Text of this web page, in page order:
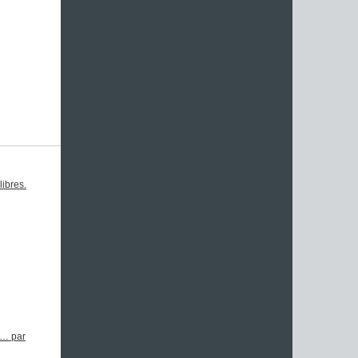
par